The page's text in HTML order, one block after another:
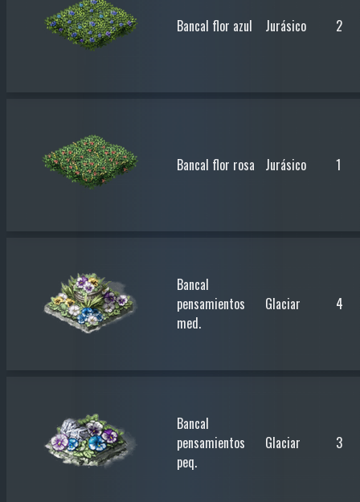
Bancal flor azul Jurásico 2
Bancal flor rosa Jurásico 1
Bancal
pensamientos
med.
Glaciar 4
Bancal
pensamientos
peq.
Glaciar 3